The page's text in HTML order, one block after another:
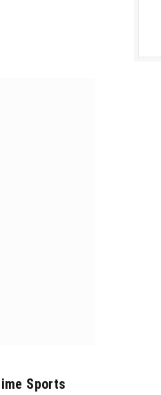
Sports